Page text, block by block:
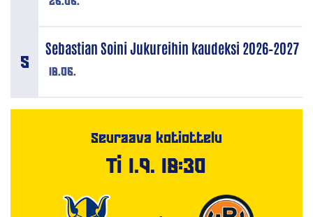
18.06.
Sebastian Soini Jukureihin kaudeksi 2026–2027
Seuraava kotiottelu
Ti 1.9. 18:30